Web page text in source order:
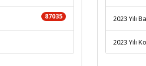
87035 2023 Yılı
2023 Yılı